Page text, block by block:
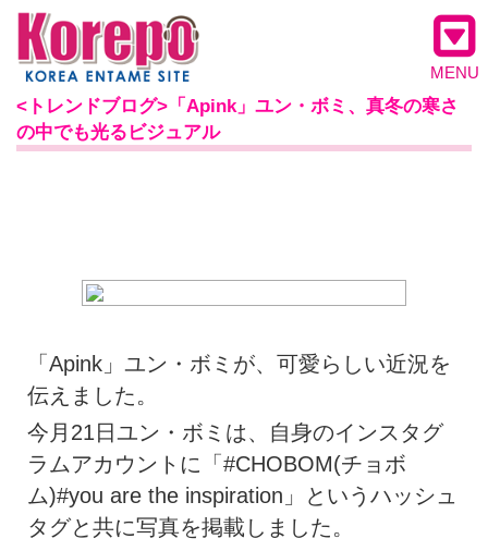
MENU
<トレンドブログ>「Apink」ユン・ボミ、真冬の寒さ
の中でも光るビジュアル
「Apink」ユン・ボミが、可愛らしい近況を
伝えました。
今月21日ユン・ボミは、自身のインスタグ
ラムアカウントに「#CHOBOM(チョボ
ム)#you are the inspiration」というハッシュ
タグと共に写真を掲載しました。